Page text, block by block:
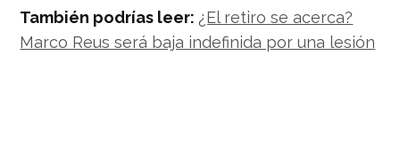
También podrías leer: ¿El retiro se acerca?
Marco Reus será baja indefinida por una lesión